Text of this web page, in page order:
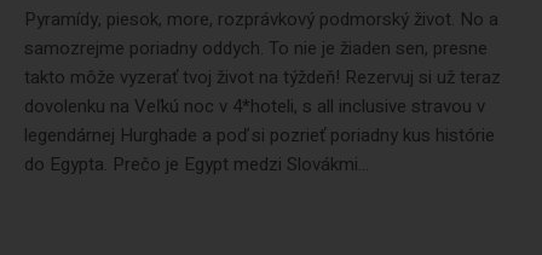
Pyramídy, piesok, more, rozprávkový podmorský život. No a
samozrejme poriadny oddych. To nie je žiaden sen, presne
takto môže vyzerať tvoj život na týždeň! Rezervuj si už teraz
dovolenku na Veľkú noc v 4*hoteli, s all inclusive stravou v
legendárnej Hurghade a poď si pozrieť poriadny kus histórie
do Egypta. Prečo je Egypt medzi Slovákmi...